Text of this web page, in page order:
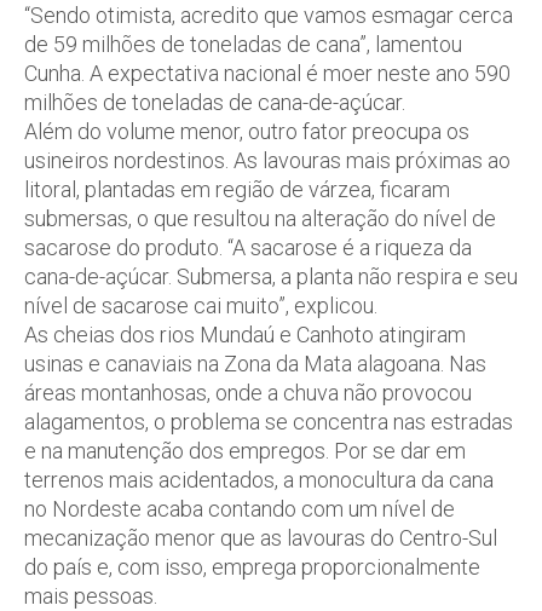
“Sendo otimista, acredito que vamos esmagar cerca
de 59 milhões de toneladas de cana”, lamentou
Cunha. A expectativa nacional é moer neste ano 590
milhões de toneladas de cana-de-açúcar.
Além do volume menor, outro fator preocupa os
usineiros nordestinos. As lavouras mais próximas ao
litoral, plantadas em região de várzea, ficaram
submersas, o que resultou na alteração do nível de
sacarose do produto. “A sacarose é a riqueza da
cana-de-açúcar. Submersa, a planta não respira e seu
nível de sacarose cai muito”, explicou.
As cheias dos rios Mundaú e Canhoto atingiram
usinas e canaviais na Zona da Mata alagoana. Nas
áreas montanhosas, onde a chuva não provocou
alagamentos, o problema se concentra nas estradas
e na manutenção dos empregos. Por se dar em
terrenos mais acidentados, a monocultura da cana
no Nordeste acaba contando com um nível de
mecanização menor que as lavouras do Centro-Sul
do país e, com isso, emprega proporcionalmente
mais pessoas.